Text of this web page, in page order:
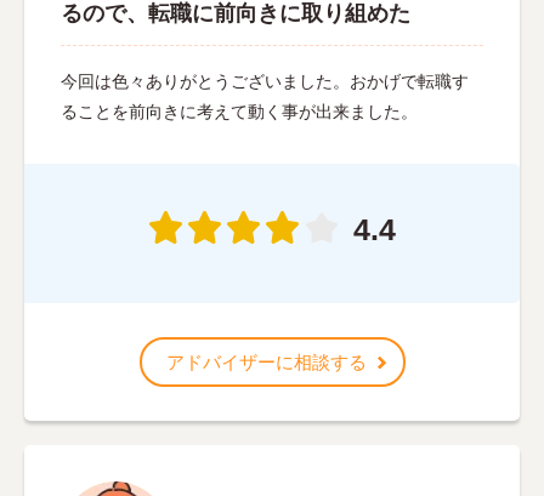
るので、転職に前向きに取り組めた
今回は色々ありがとうございました。おかげで転職す
ることを前向きに考えて動く事が出来ました。
4.4
アドバイザーに相談する